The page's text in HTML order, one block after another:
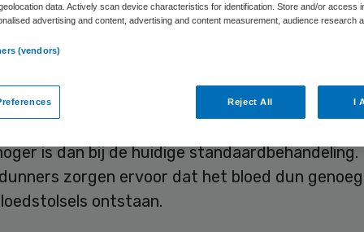
darmbloedingen kunnen veroorzaken. Dat heeft
van Volksgezondheid woensdag aan de Tweede
uit een onderzoek van het Erasmus MC in
is dan bij de huidige standaardbehandeling.
zorgen ervoor dat het bloed dun
ontstaan.
data. Actively scan device characteristics for identification. Store and/or access
advertising and content, advertising and content measurement, audience research
(vendors)
Reject All I